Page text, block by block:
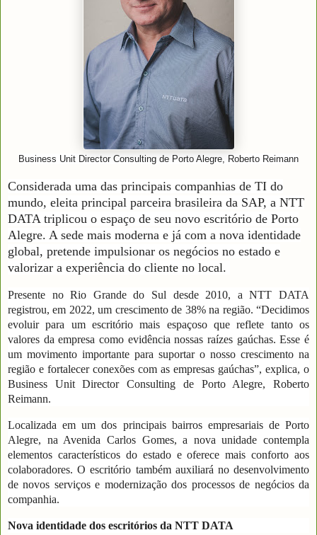
Business Unit Director Consulting de Porto Alegre, Roberto Reimann
Considerada uma das principais companhias de TI do
mundo, eleita principal parceira brasileira da SAP, a NTT
DATA triplicou o espaço de seu novo escritório de Porto
Alegre. A sede mais moderna e já com a nova identidade
global, pretende impulsionar os negócios no estado e
valorizar a experiência do cliente no local.
Presente no Rio Grande do Sul desde 2010, a NTT DATA
registrou, em 2022, um crescimento de 38% na região. “Decidimos
evoluir para um escritório mais espaçoso que reflete tanto os
valores da empresa como evidência nossas raízes gaúchas. Esse é
um movimento importante para suportar o nosso crescimento na
região e fortalecer conexões com as empresas gaúchas”, explica, o
Business Unit Director Consulting de Porto Alegre, Roberto
Reimann.
Localizada em um dos principais bairros empresariais de Porto
Alegre, na Avenida Carlos Gomes, a nova unidade contempla
elementos característicos do estado e oferece mais conforto aos
colaboradores. O escritório também auxiliará no desenvolvimento
de novos serviços e modernização dos processos de negócios da
companhia.
Nova identidade dos escritórios da NTT DATA